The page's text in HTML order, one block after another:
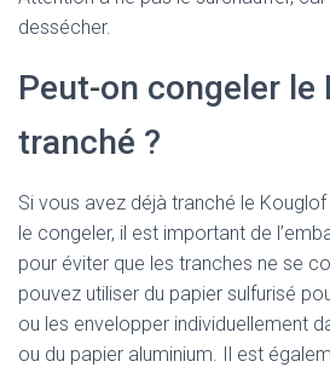
dessécher.
Peut-on congeler le
tranché ?
Si vous avez déjà tranché le
le congeler, il est important de
pour éviter que les tranches ne se
pouvez utiliser du papier sulfurisé
ou les envelopper individuellement
ou du papier aluminium. Il est